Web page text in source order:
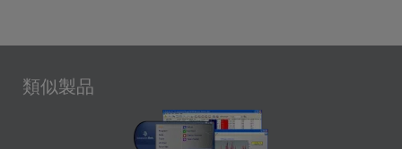
類似製品